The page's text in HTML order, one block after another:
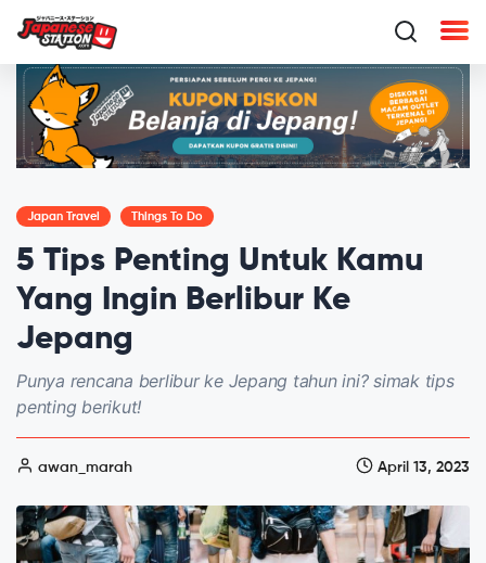
Japan Travel Things To Do
5 Tips Penting Untuk Kamu
Yang Ingin Berlibur Ke
Jepang
Punya rencana berlibur ke Jepang tahun ini? simak tips
penting berikut!
awan_marah April 13, 2023